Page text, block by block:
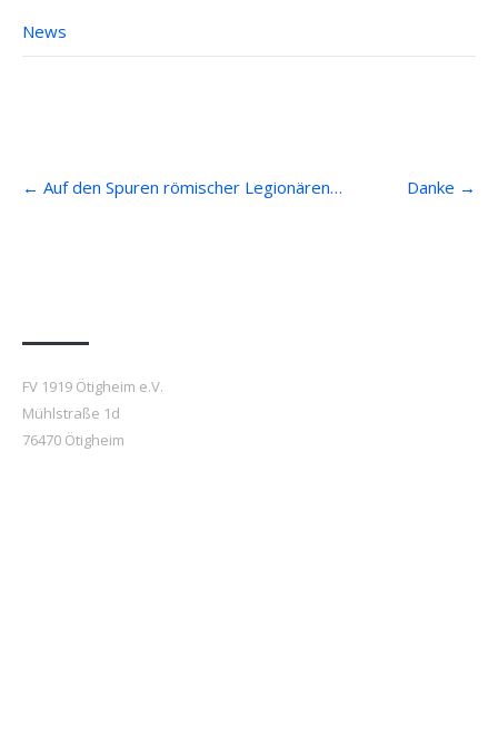
News
navigation
← Auf den Spuren römischer Legionären… Danke →
FV 1919 Ötigheim e.V.
Mühlstraße 1d
76470 Ötigheim